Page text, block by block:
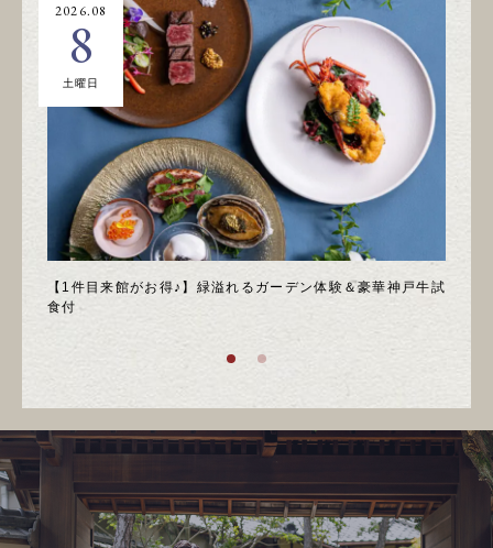
【1件目来館がお得♪】緑溢れるガーデン体験＆豪華神戸牛試
食付
2026.08
8
土曜日